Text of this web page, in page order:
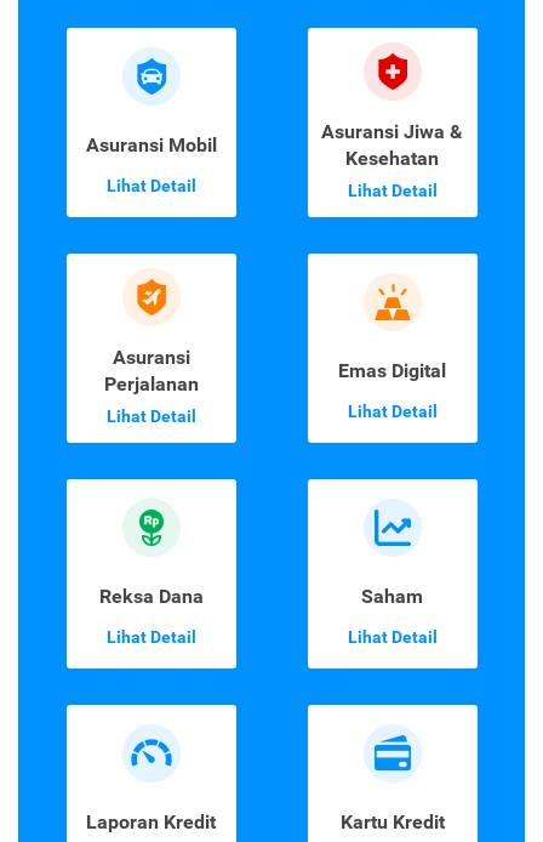
Asuransi Mobil
Lihat Detail
Asuransi Jiwa &
Kesehatan
Lihat Detail
Asuransi
Perjalanan
Lihat Detail
Emas Digital
Lihat Detail
Reksa Dana
Lihat Detail
Saham
Lihat Detail
Laporan Kredit Kartu Kredit